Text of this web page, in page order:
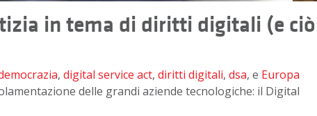
in tema di diritti digitali (e ciò
, digital service act, diritti digitali, dsa, e Europa
delle grandi aziende tecnologiche: il Digital